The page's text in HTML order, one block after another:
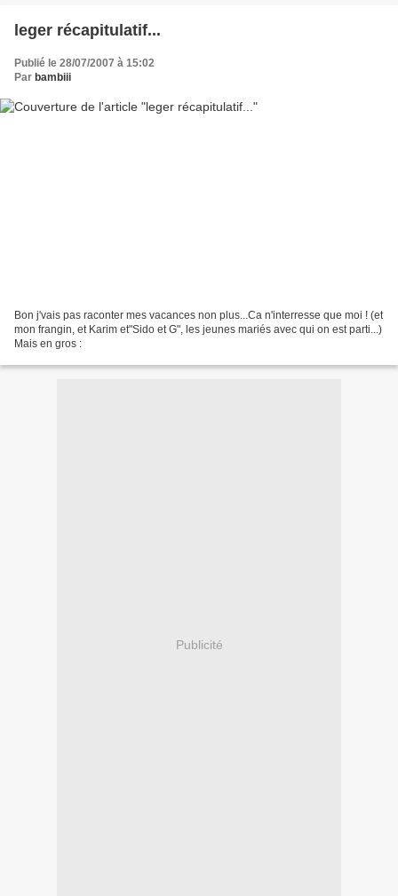
leger récapitulatif...
Publié le 28/07/2007 à 15:02
Par bambiii
Bon j'vais pas raconter mes vacances non plus...Ca n'interresse que moi ! (et
mon frangin, et Karim et"Sido et G", les jeunes mariés avec qui on est parti...)
Mais en gros :
Publicité